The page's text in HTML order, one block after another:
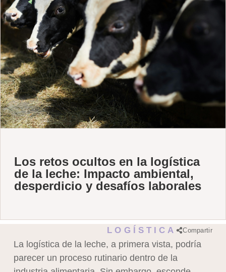
Los retos ocultos en la logística
de la leche: Impacto ambiental,
desperdicio y desafíos laborales
Compartir
LOGÍSTICA
La logística de la leche, a primera vista, podría
parecer un proceso rutinario dentro de la